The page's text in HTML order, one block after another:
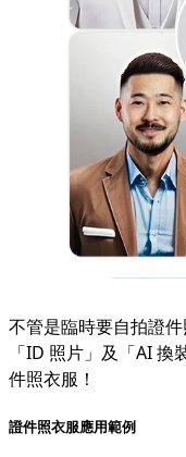
不管是臨時要自拍證
「ID 照片」及「AI
件照衣服！
證件照衣服應用範例